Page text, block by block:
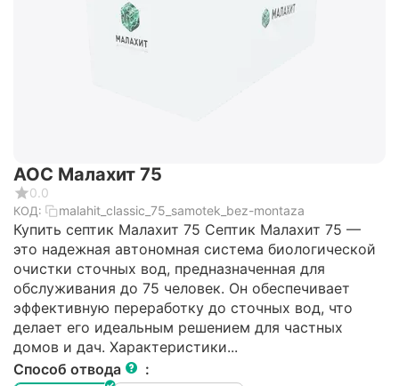
АОС Малахит 75
0.0
КОД: malahit_classic_75_samotek_bez-montaza
Купить септик Малахит 75 Септик Малахит 75 —
это надежная автономная система биологической
очистки сточных вод, предназначенная для
обслуживания до 75 человек. Он обеспечивает
эффективную переработку до сточных вод, что
делает его идеальным решением для частных
домов и дач. Характеристики...
Способ отвода
: